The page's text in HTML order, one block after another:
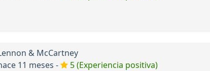
& McCartney
11 meses -
5 (Experiencia positiva)